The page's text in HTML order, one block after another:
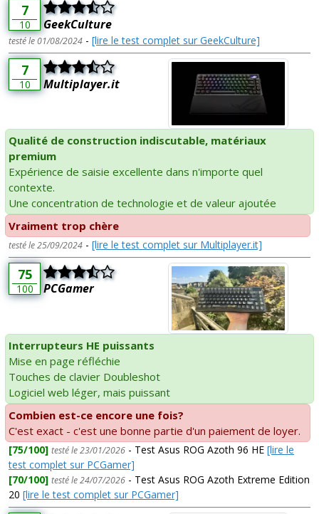
7
10 GeekCulture
testé le 01/08/2024 - [lire le test complet sur GeekCulture]
7
10 Multiplayer.it
Qualité de construction indiscutable, matériaux
premium
Expérience de saisie excellente dans n'importe quel
contexte.
Une concentration de technologie et de valeur ajoutée
Vraiment trop chère
testé le 25/09/2024 - [lire le test complet sur Multiplayer.it]
75
100 PCGamer
Interrupteurs HE puissants
Mise en page réfléchie
Touches de clavier Doubleshot
Logiciel web léger, mais puissant
Combien est-ce encore une fois?
C'est exact - c'est une bonne partie d'un paiement de loyer.
[75/100] testé le 23/01/2026 - Test Asus ROG Azoth 96 HE [lire le
test complet sur PCGamer]
[70/100] testé le 24/07/2026 - Test Asus ROG Azoth Extreme Edition
20 [lire le test complet sur PCGamer]